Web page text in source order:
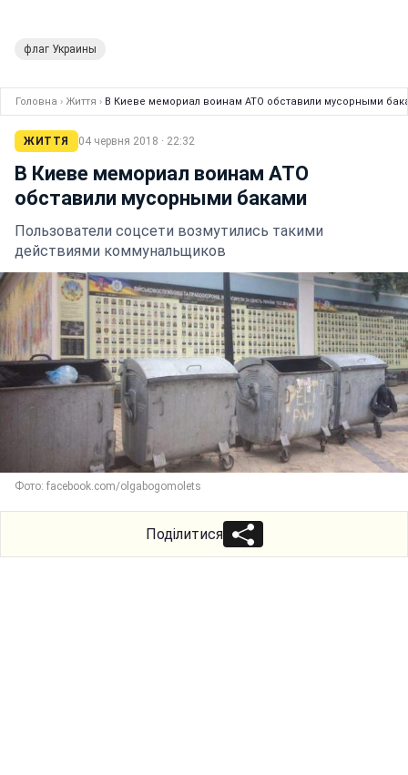
флаг Украины
Головна › Життя › В Киеве мемориал воинам АТО обставили мусорными
ЖИТТЯ 04 червня 2018 · 22:32
В Киеве мемориал воинам АТО
обставили мусорными баками
Пользователи соцсети возмутились такими
действиями коммунальщиков
Фото: facebook.com/olgabogomolets
Поділитися